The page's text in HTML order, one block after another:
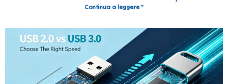
Continua a leggere "